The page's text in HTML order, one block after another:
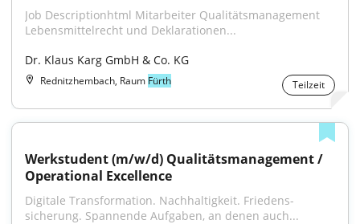
Job Descriptionhtml Mitarbeiter Qualitätsmanagement
Lebensmittelrecht und Deklarationen...
Dr. Klaus Karg GmbH & Co. KG
Rednitzhembach, Raum Fürth Teilzeit
Werkstudent (m/w/d) Qualitätsmanagement /
Operational Excellence
Digitale Trans­formation. Nach­haltig­keit. Friedens­
sicherung. Spannende Aufgaben, an denen auch...